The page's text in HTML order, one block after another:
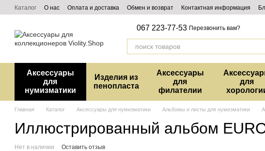
Перейти к основному контенту
Каталог О нас Оплата и доставка Обмен и возврат Контактная информация
067 223-77-53 Перезвонить вам?
Аксессуары
для
нумизматики
Изделия из
пенопласта
Аксессуары
для
филателии
для
Главная Каталог Аксессуары для нумизматики Альбомы и листы для нумизматики
Иллюстрированный альбом
Нет в наличии Оставить отзыв